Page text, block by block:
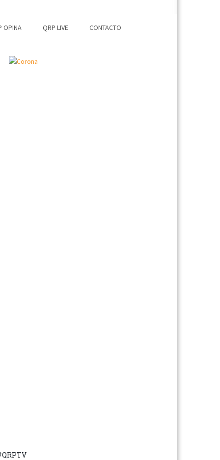
OPINA QRP LIVE CONTACTO